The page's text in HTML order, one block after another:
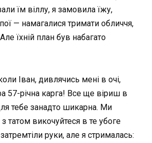
їм віллу, я замовила їжу,
— намагалися тримати обличчя,
їхній план був набагато
Іван, дивлячись мені в очі,
57-річна карга! Все ще віриш в
тебе занадто шикарна. Ми
татом викочуйтеся в те убоге
руки, але я стрималась: